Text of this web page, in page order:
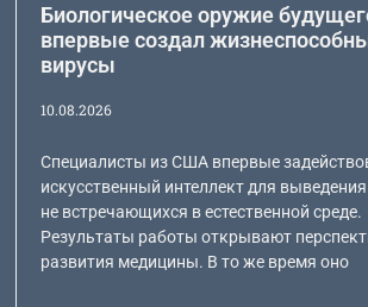
Биологическое оружие
впервые создал
вирусы
10.08.2026
Специалисты из США впервые
искусственный интеллект для
не встречающихся в естественной среде.
Результаты работы открывают
развития медицины. В то же время оно